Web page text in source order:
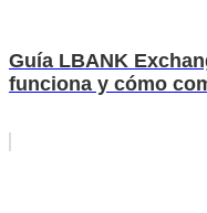
Guía LBANK
funciona y cómo